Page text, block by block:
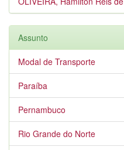
Assunto
Modal de Transporte
Paraíba
Pernambuco
Rio Grande do Norte